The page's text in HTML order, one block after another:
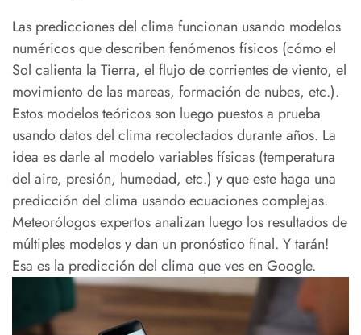
Las predicciones del clima funcionan usando modelos
numéricos que describen fenómenos físicos (cómo el
Sol calienta la Tierra, el flujo de corrientes de viento, el
movimiento de las mareas, formación de nubes, etc.).
Estos modelos teóricos son luego puestos a prueba
usando datos del clima recolectados durante años. La
idea es darle al modelo variables físicas (temperatura
del aire, presión, humedad, etc.) y que este haga una
predicción del clima usando ecuaciones complejas.
Meteorólogos expertos analizan luego los resultados de
múltiples modelos y dan un pronóstico final. Y tarán!
Esa es la predicción del clima que ves en Google.